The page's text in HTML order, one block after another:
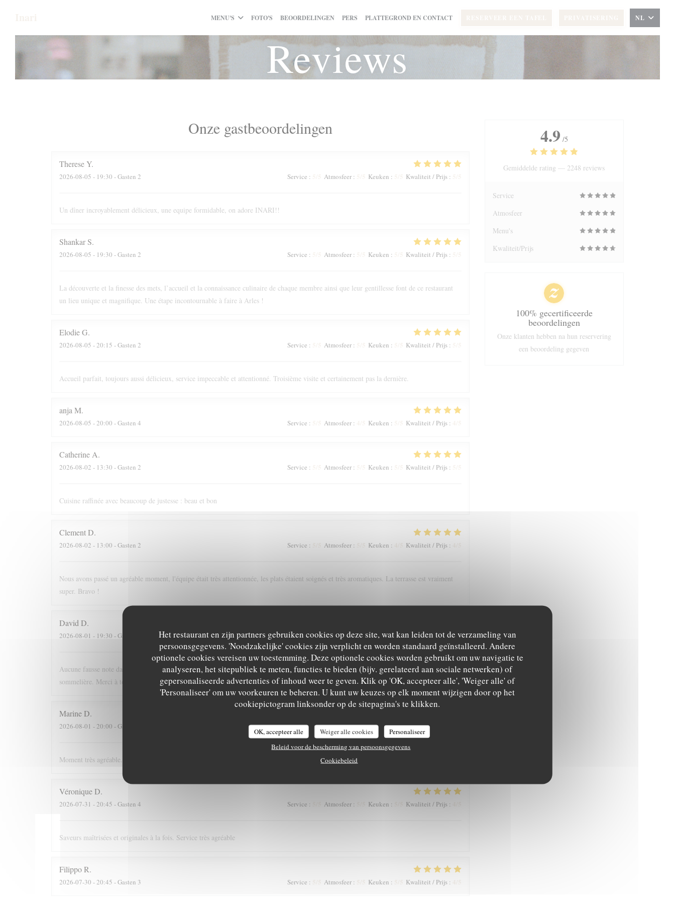
Het restaurant en zijn partners gebruiken cookies op deze site, wat kan leiden tot de verzameling van
persoonsgegevens. 'Noodzakelijke' cookies zijn verplicht en worden standaard geïnstalleerd. Andere
optionele cookies vereisen uw toestemming. Deze optionele cookies worden gebruikt om uw navigatie te
analyseren, het sitepubliek te meten, functies te bieden (bijv. gerelateerd aan sociale netwerken) of
gepersonaliseerde advertenties of inhoud weer te geven. Klik op 'OK, accepteer alle', 'Weiger alle' of
'Personaliseer' om uw voorkeuren te beheren. U kunt uw keuzes op elk moment wijzigen door op het
cookiepictogram linksonder op de sitepagina's te klikken.
OK, accepteer alle Weiger alle cookies
Personaliseer
Beleid voor de bescherming van persoonsgegevens
Cookiebeleid
MENU'S FOTO'S BEOORDELINGEN PERS PLATTEGROND EN CONTACT NL
Reviews
Onze gastbeoordelingen
ThereseY
2026-08-05 - 19:30 - Gasten 2 Service : Atmosfeer: Keuken : Kwaliteit / Prijs:
Un dîner incroyablement délicieux, une equipe formidable, on adore INARI!!
Shankar S
2026-08-05 - 19:30 - Gasten 2 Service : Atmosfeer: Keuken : Kwaliteit / Prijs:
La découverte et la finesse des mets, l’accueil et la connaissance culinaire de chaque membre ainsi que leur gentillesse font de ce restaurant
un lieu unique et magnifique. Une étape incontournable à faire à Arles !
ElodieG
2026-08-05 - 20:15 - Gasten 2 Service : Atmosfeer: Keuken : Kwaliteit / Prijs:
Accueil parfait, toujours aussi délicieux, service impeccable et attentionné. Troisième visite et certainement pas la dernière.
anja M
2026-08-05 - 20:00 - Gasten 4 Service : Atmosfeer: Keuken : Kwaliteit / Prijs:
Catherine A
2026-08-02 - 13:30 - Gasten 2 Service : Atmosfeer: Keuken : Kwaliteit / Prijs:
Cuisine raffinée avec beaucoup de justesse : beau et bon
ClementD
2026-08-02 - 13:00 - Gasten 2 Service : Atmosfeer: Keuken : Kwaliteit / Prijs:
Nous avons passé un agréable moment, l'équipe était très attentionnée, les plats étaient soignés et très aromatiques. La terrasse est vraiment
super. Bravo !
David D
2026-08-01 - 19:30 - Gasten 5 Service:5/5 Atmosfeer:5/5 Keuken:5/5 Kwaliteit / Prijs:5 /5
Aucune fausse note dans ce voyage culinaire. Nous avons particulièrement apprécié l'accord mets vins et les conseils avisés de la super
sommelière. Merci à toute l'équipe, si j'étais riche j'irai manger tous les jours !
MarineD
2026-08-01 - 20:00 - Gasten 4 Service: 5/5 Atmosfeer:5/5 Keuken:5/5 Kwaliteit / Prijs
Moment très agréable. La chef est très présente, le personnel agréable et les mets succulents.
VéroniqueD
2026-07-31 - 20:45 - Gasten 4 Service : Atmosfeer: Keuken : Kwaliteit / Prijs:
Saveurs maîtrisées et originales à la fois. Service très agréable
FilippoR
2026-07-30 - 20:45 - Gasten 3 Service : Atmosfeer: Keuken : Kwaliteit / Prijs:
4.9 /5
Gemiddelde rating — 2248 reviews
Service
Atmosfeer
Menu's
Kwaliteit/Prijs
100% gecertificeerde
beoordelingen
Onze klanten hebben na hun reservering
een beoordeling gegeven